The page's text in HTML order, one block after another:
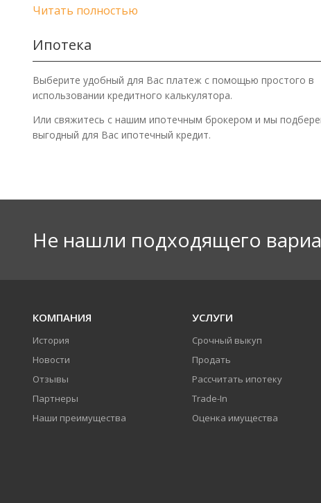
Читать полностью
Ипотека
Выберите удобный для Вас платеж с помощью простого в
использовании кредитного калькулятора.
Или свяжитесь с нашим ипотечным брокером и мы
выгодный для Вас ипотечный кредит.
Не нашли подходящего
КОМПАНИЯ
История
Новости
Отзывы
Партнеры
Наши преимущества
УСЛУГИ
Срочный выкуп
Продать
Рассчитать ипотеку
Trade-In
Оценка имущества